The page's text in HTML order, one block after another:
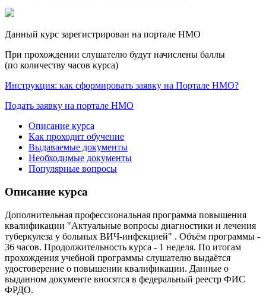
Данный курс зарегистрирован на портале НМО
При прохождении слушателю будут начислены баллы
(по количеству часов курса)
Инструкция: как сформировать заявку на Портале НМО?
Подать заявку на портале НМО
Описание курса
Как проходит обучение
Выдаваемые документы
Необходимые документы
Популярные вопросы
Описание курса
Дополнительная профессиональная программа повышения
квалификации "Актуальные вопросы диагностики и лечения
туберкулеза у больных ВИЧ-инфекцией" . Объём программы -
36 часов. Продолжительность курса - 1 неделя. По итогам
прохождения учебной программы слушателю выдаётся
удостоверение о повышении квалификации. Данные о
выданном документе вносятся в федеральный реестр ФИС
ФРДО.